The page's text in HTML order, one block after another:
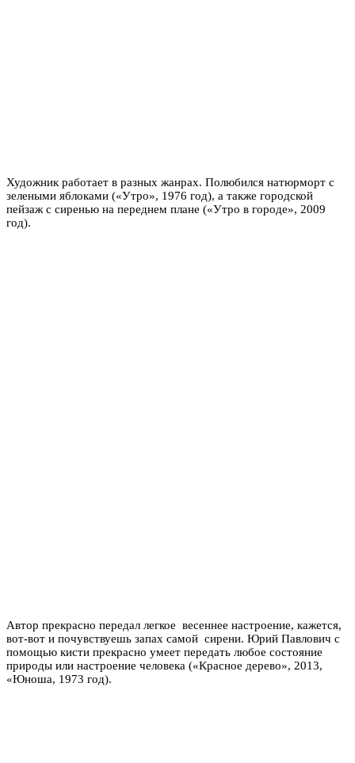
Художник работает в разных жанрах. Полюбился натюрморт с
зелеными яблоками («Утро», 1976 год), а также городской
пейзаж с сиренью на переднем плане («Утро в городе», 2009
год).
Автор прекрасно передал легкое весеннее настроение, кажется,
вот-вот и почувствуешь запах самой сирени. Юрий Павлович с
помощью кисти прекрасно умеет передать любое состояние
природы или настроение человека («Красное дерево», 2013,
«Юноша, 1973 год).